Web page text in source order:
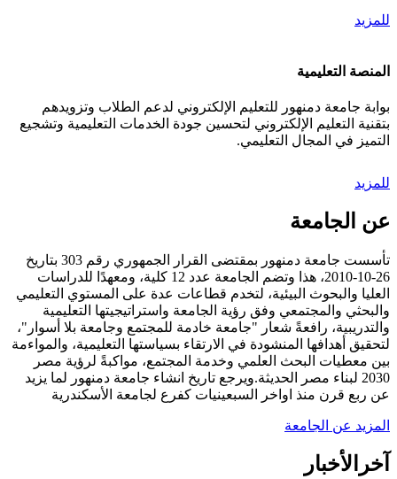
للمزيد
المنصة التعليمية
بوابة جامعة دمنهور للتعليم الإلكتروني لدعم الطلاب وتزويدهم
بتقنية التعليم الإلكتروني لتحسين جودة الخدمات التعليمية وتشجيع
التميز في المجال التعليمي.
للمزيد
عن الجامعة
تأسست جامعة دمنهور بمقتضى القرار الجمهوري رقم 303 بتاريخ
26-10-2010، هذا وتضم الجامعة عدد 12 كلية، ومعهدًا للدراسات
العليا والبحوث البيئية، لتخدم قطاعات عدة على المستوي التعليمي
والبحثي والمجتمعي وفق رؤية الجامعة واستراتيجيتها التعليمية
والتدريبية، رافعةً شعار "جامعة خادمة للمجتمع وجامعة بلا أسوار"،
لتحقيق أهدافها المنشودة في الارتقاء بسياستها التعليمية، والمواءمة
بين معطيات البحث العلمي وخدمة المجتمع، مواكبةً لرؤية مصر
2030 لبناء مصر الحديثة.ويرجع تاريخ انشاء جامعة دمنهور لما يزيد
عن ربع قرن منذ اواخر السبعينيات كفرع لجامعة الأسكندرية
المزيد عن الجامعة
آخر الأخبار